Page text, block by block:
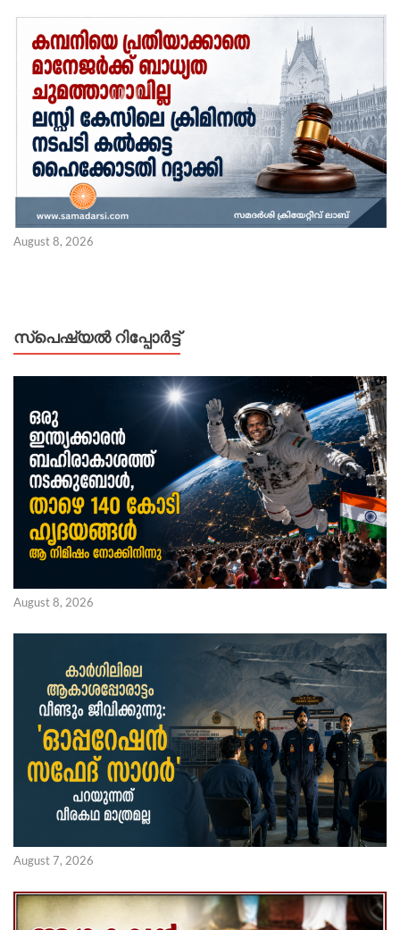
August 8, 2026
സ്പെഷ്യൽ റിപ്പോര്‍ട്ട്
August 8, 2026
August 7, 2026